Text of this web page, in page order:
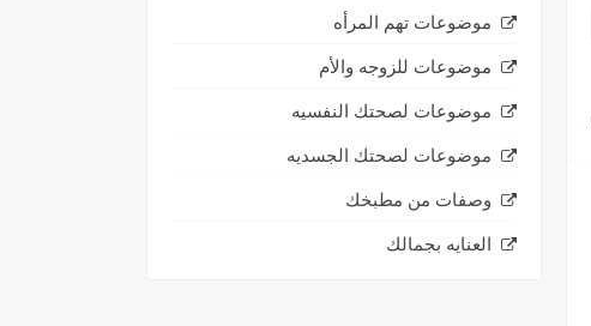
موضوعات تهم المرأه
موضوعات للزوجه والأم
موضوعات لصحتك النفسيه
موضوعات لصحتك الجسديه
وصفات من مطبخك
العنايه بجمالك